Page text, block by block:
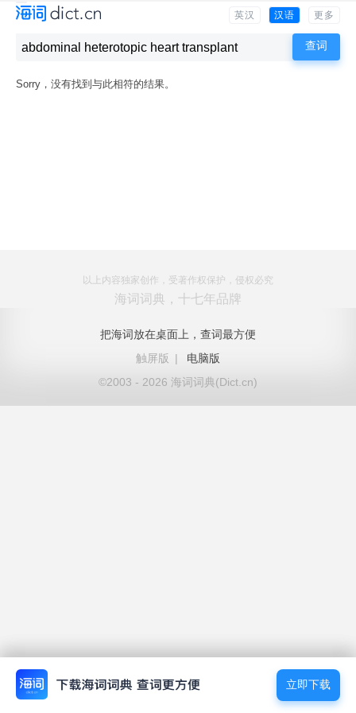
立即下载
英汉 汉语 更多
Sorry，没有找到与此相符的结果。
以上内容独家创作，受著作权保护，侵权必究
海词词典，十七年品牌
把海词放在桌面上，查词最方便
触屏版
|
电脑版
©2003 - 2026 海词词典(Dict.cn)
立即下载